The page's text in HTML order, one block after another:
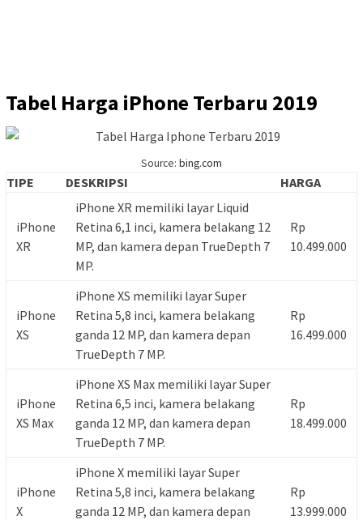
Tabel Harga iPhone Terbaru 2019
Source: bing.com
TIPE DESKRIPSI HARGA
iPhone
XR
iPhone XR memiliki layar Liquid
Retina 6,1 inci, kamera belakang 12
MP, dan kamera depan TrueDepth 7
MP.
Rp
10.499.000
iPhone
XS
iPhone XS memiliki layar Super
Retina 5,8 inci, kamera belakang
ganda 12 MP, dan kamera depan
TrueDepth 7 MP.
Rp
16.499.000
iPhone
XS Max
iPhone XS Max memiliki layar Super
Retina 6,5 inci, kamera belakang
ganda 12 MP, dan kamera depan
TrueDepth 7 MP.
Rp
18.499.000
iPhone
X
iPhone X memiliki layar Super
Retina 5,8 inci, kamera belakang
ganda 12 MP, dan kamera depan
Rp
13.999.000